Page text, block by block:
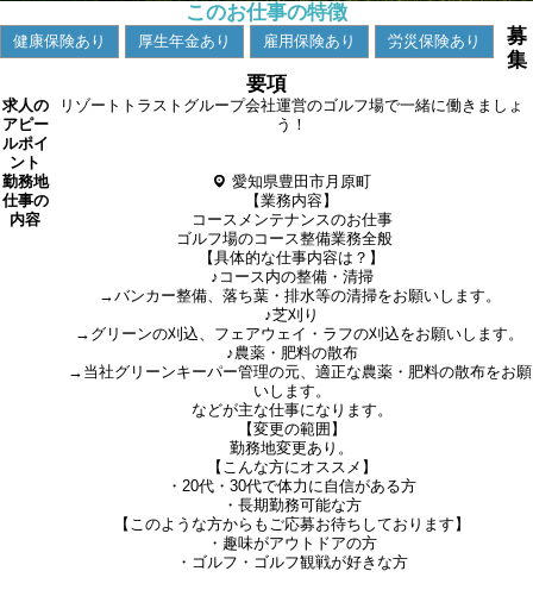
このお仕事の特徴
健康保険あり 厚生年金あり 雇用保険あり 労災保険あり
募
集
要項
求人の
アピー
ルポイ
ント
リゾートトラストグループ会社運営のゴルフ場で一緒に働きましょ
う！
勤務地
愛知県豊田市月原町
仕事の
内容
【業務内容】
コースメンテナンスのお仕事
ゴルフ場のコース整備業務全般
【具体的な仕事内容は？】
♪コース内の整備・清掃
→バンカー整備、落ち葉・排水等の清掃をお願いします。
♪芝刈り
→グリーンの刈込、フェアウェイ・ラフの刈込をお願いします。
♪農薬・肥料の散布
→当社グリーンキーパー管理の元、適正な農薬・肥料の散布をお願
いします。
などが主な仕事になります。
【変更の範囲】
勤務地変更あり。
【こんな方にオススメ】
・20代・30代で体力に自信がある方
・長期勤務可能な方
【このような方からもご応募お待ちしております】
・趣味がアウトドアの方
・ゴルフ・ゴルフ観戦が好きな方